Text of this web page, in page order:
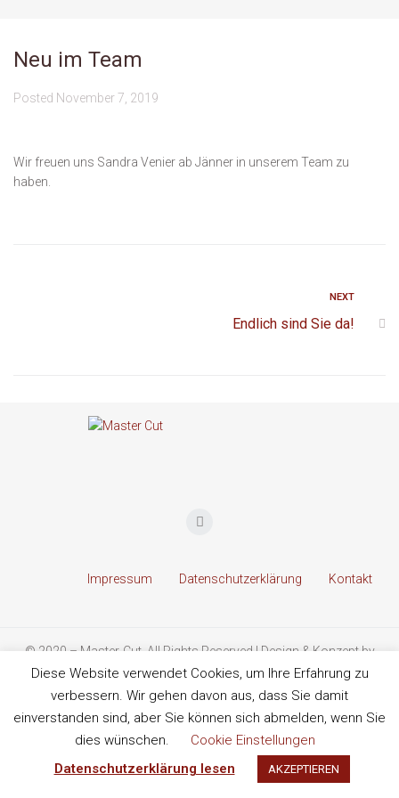
Neu im Team
Posted November 7, 2019
Wir freuen uns Sandra Venier ab Jänner in unserem Team zu
haben.
NEXT
Endlich sind Sie da!
Impressum Datenschutzerklärung Kontakt
© 2020 – Master-Cut. All Rights Reserved | Design & Konzept by
instinctive graphic & web design
Diese Website verwendet Cookies, um Ihre Erfahrung zu
verbessern. Wir gehen davon aus, dass Sie damit
einverstanden sind, aber Sie können sich abmelden, wenn Sie
dies wünschen.
Cookie Einstellungen
Datenschutzerklärung lesen
AKZEPTIEREN